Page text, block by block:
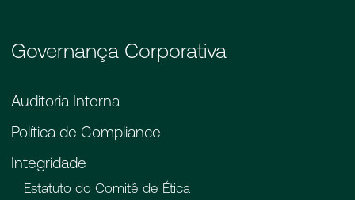
Governança Corporativa
Auditoria Interna
Política de Compliance
Integridade
Estatuto do Comitê de Ética